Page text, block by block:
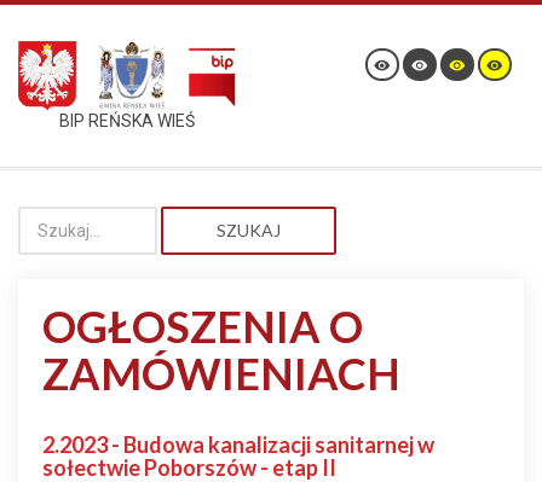
BIP REŃSKA WIEŚ
SZUKAJ
OGŁOSZENIA O
ZAMÓWIENIACH
2.2023 - Budowa kanalizacji sanitarnej w
sołectwie Poborszów - etap II